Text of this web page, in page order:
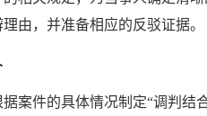
由，并准备相应的反驳证据。
案件的具体情况制定“调判结合